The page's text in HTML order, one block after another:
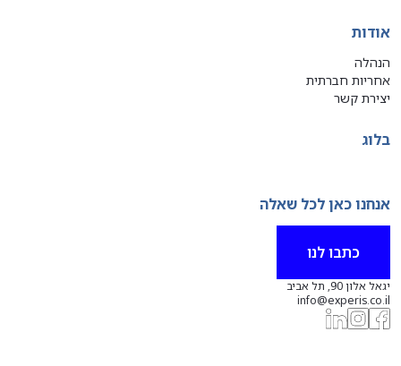
אודות
הנהלה
אחריות חברתית
יצירת קשר
בלוג
אנחנו כאן לכל שאלה
כתבו לנו
יגאל אלון 90, תל אביב
info@experis.co.il